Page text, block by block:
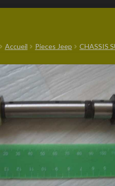
Accueil Pieces Jeep CHASSIS